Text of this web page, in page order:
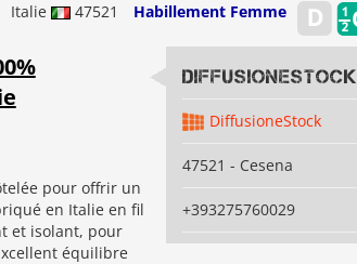
Italie 47521 Habillement Femme
pour offrir un
en Italie en fil
et isolant, pour
équilibre
DiffusioneStock
DiffusioneStock
47521 - Cesena
+393275760029